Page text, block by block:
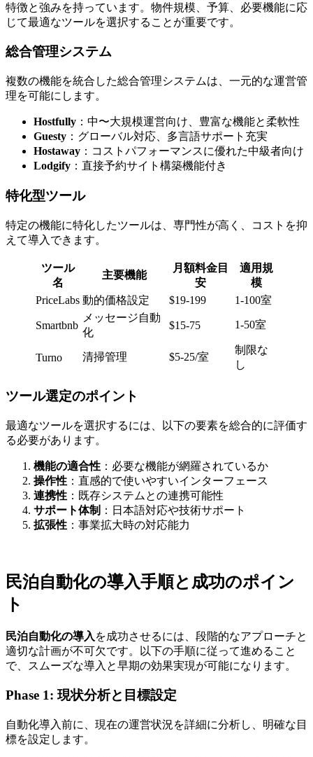
特徴と強みを持っています。物件規模、予算、必要機能に応
じて最適なツールを選択することが重要です。
総合管理システム
複数の機能を統合した総合管理システムは、一元的な運営管
理を可能にします。
Hostfully ：中〜大規模運営向け、豊富な機能と柔軟性
Guesty ：グローバル対応、多言語サポート充実
Hostaway ：コストパフォーマンスに優れた中級者向け
Lodgify ：直接予約サイト構築機能付き
特化型ツール
特定の機能に特化したツールは、専門性が高く、コストを抑
えて導入できます。
ツール
名
主要機能
月額料金目
安
適用規
模
PriceLabs 動的価格設定 $19-199 1-100室
Smartbnb
メッセージ自動
化
$15-75 1-50室
Turno 清掃管理 $5-25/室
制限な
し
ツール選定のポイント
最適なツールを選択するには、以下の要素を総合的に評価す
る必要があります。
機能の適合性 ：必要な機能が網羅されているか
操作性 ：直感的で使いやすいインターフェース
連携性 ：既存システムとの連携可能性
サポート体制 ：日本語対応や技術サポート
拡張性 ：事業拡大時の対応能力
民泊自動化の導入手順と成功のポイン
ト
民泊自動化の導入 を成功させるには、段階的なアプローチと
適切な計画が不可欠です。以下の手順に従って進めること
で、スムーズな導入と早期の効果実現が可能になります。
Phase 1: 現状分析と目標設定
自動化導入前に、現在の運営状況を詳細に分析し、明確な目
標を設定します。